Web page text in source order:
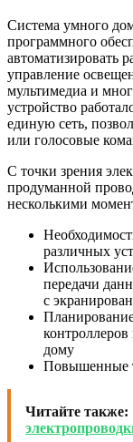
Система умного
программного
автоматизировать
управление
мультимедиа и
устройство
единую сеть,
или голосовые
С точки зрения
продуманной
несколькими
различных
передачи
с
дому
Повышенные
Читайте также: